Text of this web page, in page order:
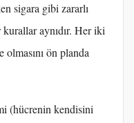
sigara gibi zararlı
aynıdır. Her iki
olmasını ön planda
(hücrenin kendisini